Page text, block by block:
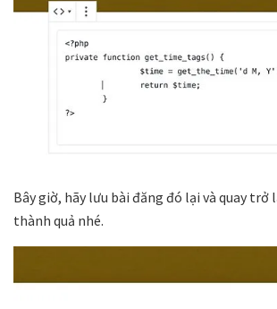
Bây giờ, hãy lưu bài đăng đó lại và quay trở
thành quả nhé.